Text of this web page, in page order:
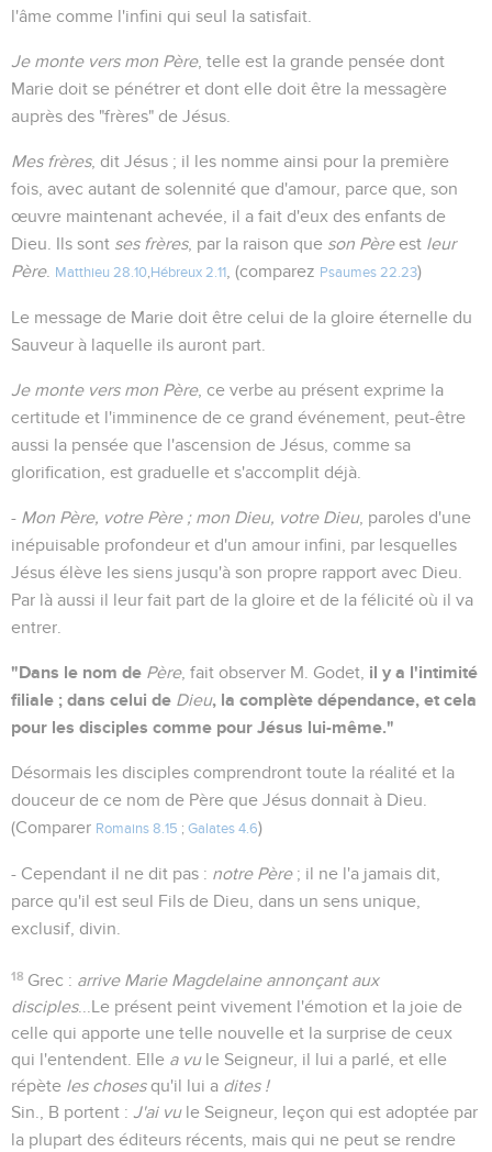
l'âme comme l'infini qui seul la satisfait.
Je monte vers mon Père, telle est la grande pensée dont
Marie doit se pénétrer et dont elle doit être la messagère
auprès des "frères" de Jésus.
Mes frères, dit Jésus ; il les nomme ainsi pour la première
fois, avec autant de solennité que d'amour, parce que, son
œuvre maintenant achevée, il a fait d'eux des enfants de
Dieu. Ils sont ses frères, par la raison que son Pèreest leur
Père. Matthieu 28.10 Hébreux 2.11 , (comparez Psaumes 22.23)
Le message de Marie doit être celui de la gloire éternelle du
Sauveur à laquelle ils auront part.
Je monte vers mon Père, ce verbe au présent exprime la
certitude et l'imminence de ce grand événement, peut-être
aussi la pensée que l'ascension de Jésus, comme sa
glorification, est graduelle et s'accomplit déjà.
- Mon Père, votre Père ; mon Dieu, votre Dieu, paroles d'une
inépuisable profondeur et d'un amour infini, par lesquelles
Jésus élève les siens jusqu'à son propre rapport avec Dieu.
Par là aussi il leur fait part de la gloire et de la félicité où il va
entrer.
"Dans le nom de Père, fait observer M. Godet, il y a l'intimité
filiale ; dans celui de Dieu, la complète dépendance, et cela
pour les disciples comme pour Jésus lui-même."
Désormais les disciples comprendront toute la réalité et la
douceur de ce nom de Père que Jésus donnait à Dieu.
(Comparer Romains 8.15 ; Galates 4.6)
- Cependant il ne dit pas : notre Père; il ne l'a jamais dit,
parce qu'il est seul Fils de Dieu, dans un sens unique,
exclusif, divin.
18 Grec : arrive Marie Magdelaine annonçant aux
disciples...Le présent peint vivement l'émotion et la joie de
celle qui apporte une telle nouvelle et la surprise de ceux
qui l'entendent. Elle a vule Seigneur, il lui a parlé, et elle
répète les chosesqu'il lui a dites !
Sin., B portent : J'ai vule Seigneur, leçon qui est adoptée par
la plupart des éditeurs récents, mais qui ne peut se rendre